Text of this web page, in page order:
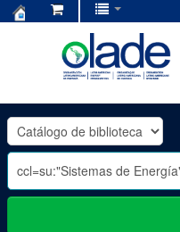
OLADE
-